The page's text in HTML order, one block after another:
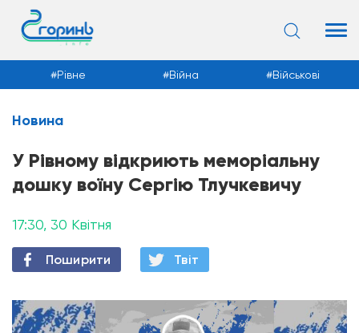
Новини
Рівне Війна Військові
Новина
У Рівному відкриють меморіальну
дошку воїну Сергію Тлучкевичу
17:30, 30 Квітня
Поширити Твiт